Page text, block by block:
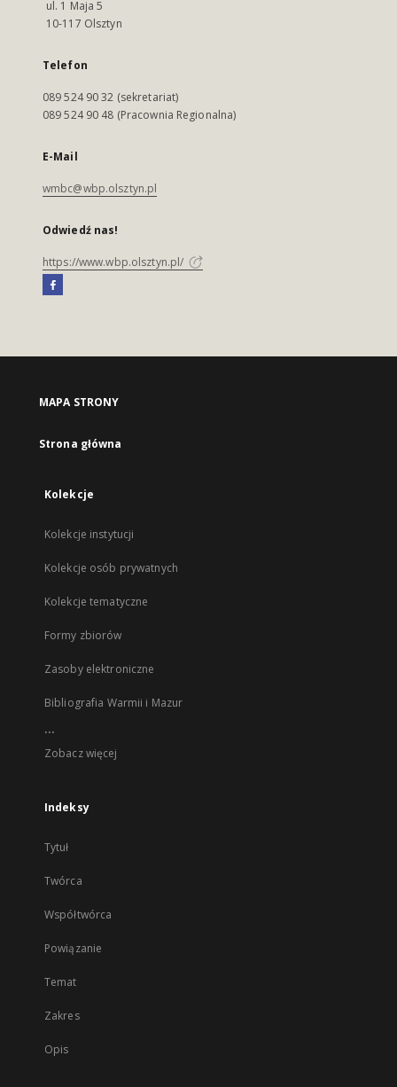
ul. 1 Maja 5
10-117 Olsztyn
Telefon
089 524 90 32 (sekretariat)
089 524 90 48 (Pracownia Regionalna)
E-Mail
wmbc@wbp.olsztyn.pl
Odwiedź nas!
https://www.wbp.olsztyn.pl/
MAPA STRONY
Strona główna
Kolekcje
Kolekcje instytucji
Kolekcje osób prywatnych
Kolekcje tematyczne
Formy zbiorów
Zasoby elektroniczne
Bibliografia Warmii i Mazur
...
Zobacz więcej
Indeksy
Tytuł
Twórca
Współtwórca
Powiązanie
Temat
Zakres
Opis